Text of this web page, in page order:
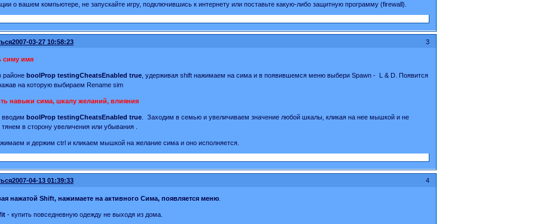
о вашем компьютере, не запускайте игру, подключившись к интернету или поставьте какую-либо защитную программу (firewall).
3
2007-03-27 10:58:23
симу имя
районе boolProp testingCheatsEnabled true , удерживая shift нажимаем на сима и в появившемся меню выбери Spawn - L & D. Появится
на которую выбираем Rename sim
навыки сима, шкалу желаний, влияния
вводим boolProp testingCheatsEnabled true . Заходим в семью и увеличиваем значение любой шкалы, кликая на нее мышкой и не
тянем в сторону увеличения или убывания .
и держим ctrl и кликаем мышкой на желание сима и оно исполняется.
4
2007-04-13 01:39:33
нажатой Shift, нажимаете на активного Сима, появляется меню
- купить повседневную одежду не выходя из дома.